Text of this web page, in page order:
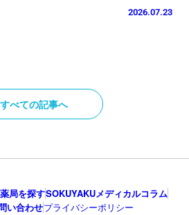
2026.07.23
すべての記事へ
薬局を探すSOKUYAKUメディカルコラム
い合わせプライバシーポリシー